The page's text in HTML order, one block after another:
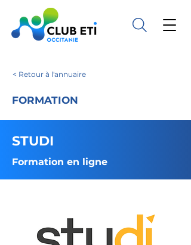
< Retour à l'annuaire
FORMATION
STUDI
Formation en ligne